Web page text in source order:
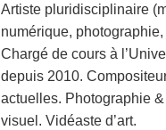
Artiste pluridisciplinaire
numérique,
Chargé de cours à
depuis 2010.
actuelles. Photographie
visuel. Vidéaste d’art.